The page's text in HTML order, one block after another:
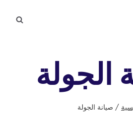
الجولة
/ صيانة الجولة